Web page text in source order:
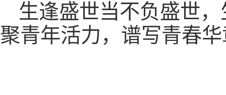
生逢盛世当不负盛世
聚青年活力，谱写青春